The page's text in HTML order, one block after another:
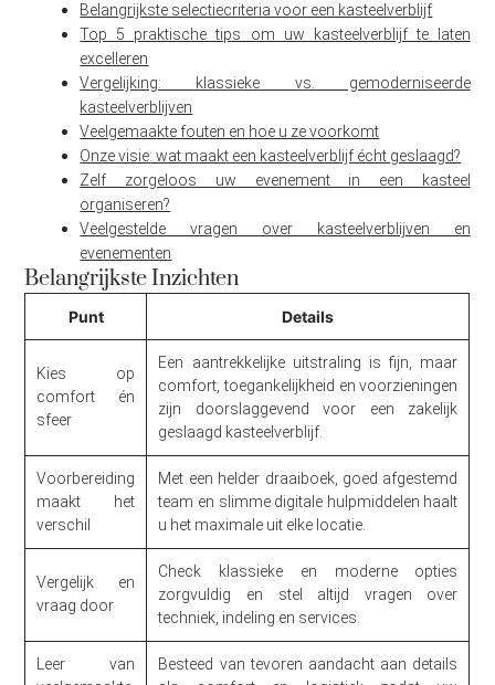
Belangrijkste selectiecriteria voor een kasteelverblijf
Top 5 praktische tips om uw kasteelverblijf te laten
excelleren
Vergelijking: klassieke vs. gemoderniseerde
kasteelverblijven
Veelgemaakte fouten en hoe u ze voorkomt
Onze visie: wat maakt een kasteelverblijf écht geslaagd?
Zelf zorgeloos uw evenement in een kasteel
organiseren?
Veelgestelde vragen over kasteelverblijven en
evenementen
Belangrijkste Inzichten
Punt Details
Kies op
comfort én
sfeer
Een aantrekkelijke uitstraling is fijn, maar
comfort, toegankelijkheid en voorzieningen
zijn doorslaggevend voor een zakelijk
geslaagd kasteelverblijf.
Voorbereiding
maakt het
verschil
Met een helder draaiboek, goed afgestemd
team en slimme digitale hulpmiddelen haalt
u het maximale uit elke locatie.
Vergelijk en
vraag door
Check klassieke en moderne opties
zorgvuldig en stel altijd vragen over
techniek, indeling en services.
Leer van
Besteed van tevoren aandacht aan details